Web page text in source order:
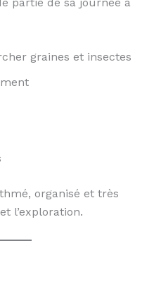
graines et insectes
organisé et très
l’exploration.